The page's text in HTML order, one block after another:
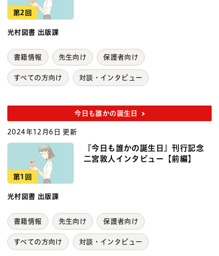
第2回
光村図書 出版課
書籍情報 先生向け 保護者向け
すべての方向け 対談・インタビュー
今日も誰かの誕生日
2024年12月6日 更新
第1回
『今日も誰かの誕生日』刊行記念
二宮敦人インタビュー【前編】
光村図書 出版課
書籍情報 先生向け 保護者向け
すべての方向け 対談・インタビュー